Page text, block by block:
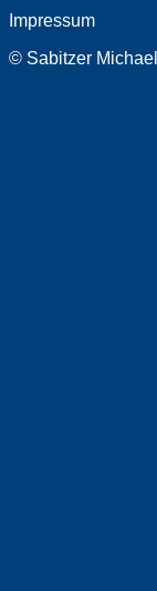
Impressum
© Sabitzer Michael